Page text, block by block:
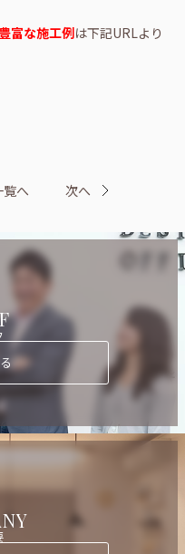
豊富な施工例は下記URLより
へ 次へ